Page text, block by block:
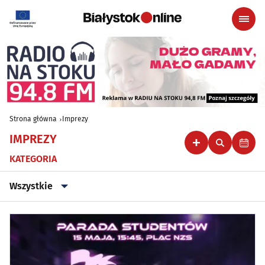
Strona główna Imprezy
IMPREZY
KATEGORIA
Wszystkie
Wszystkie
Klubowe, taneczne, granie do piwa